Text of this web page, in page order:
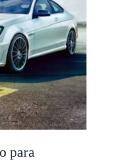
para